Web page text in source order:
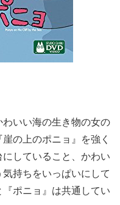
いい海の生き物の女の
の上のポニョ』を強く
していること、かわい
持ちをいっぱいにして
ポニョ』は共通してい